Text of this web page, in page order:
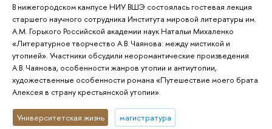
В нижегородском кампусе НИУ ВШЭ состоялась гостевая лекция
старшего научного сотрудника Института мировой литературы им.
А.М. Горького Российской академии наук Натальи Михаленко
«Литературное творчество А.В. Чаянова: между мистикой и
утопией». Участники обсудили неоромантические произведения
А.В. Чаянова, особенности жанров утопии и антиутопии,
художественные особенности романа «Путешествие моего брата
Алексея в страну крестьянской утопии».
Университетская жизнь магистратура